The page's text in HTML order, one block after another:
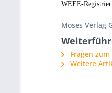
WEEE-
Moses Verlag
Fragen
Weitere